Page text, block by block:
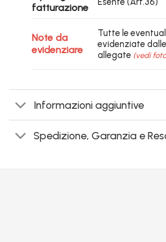
fatturazione
Note da
evidenziare
Tutte le
evidenziate
allegate (vedi
Informazioni aggiuntive
Spedizione, Garanzia e